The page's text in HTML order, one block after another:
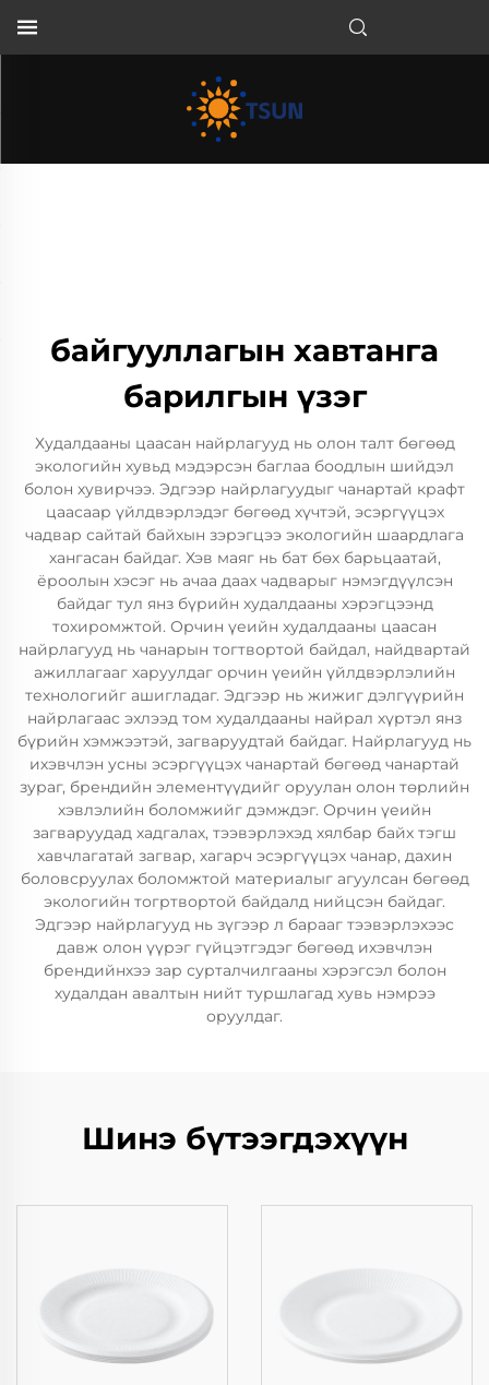
байгууллагын хавтанга
барилгын үзэг
Худалдааны цаасан найрлагууд нь олон талт бөгөөд
экологийн хувьд мэдэрсэн баглаа боодлын шийдэл
болон хувирчээ. Эдгээр найрлагуудыг чанартай крафт
цаасаар үйлдвэрлэдэг бөгөөд хүчтэй, эсэргүүцэх
чадвар сайтай байхын зэрэгцээ экологийн шаардлага
хангасан байдаг. Хэв маяг нь бат бөх барьцаатай,
ёроолын хэсэг нь ачаа даах чадварыг нэмэгдүүлсэн
байдаг тул янз бүрийн худалдааны хэрэгцээнд
тохиромжтой. Орчин үеийн худалдааны цаасан
найрлагууд нь чанарын тогтвортой байдал, найдвартай
ажиллагааг харуулдаг орчин үеийн үйлдвэрлэлийн
технологийг ашигладаг. Эдгээр нь жижиг дэлгүүрийн
найрлагаас эхлээд том худалдааны найрал хүртэл янз
бүрийн хэмжээтэй, загваруудтай байдаг. Найрлагууд нь
ихэвчлэн усны эсэргүүцэх чанартай бөгөөд чанартай
зураг, брендийн элементүүдийг оруулан олон төрлийн
хэвлэлийн боломжийг дэмждэг. Орчин үеийн
загваруудад хадгалах, тээвэрлэхэд хялбар байх тэгш
хавчлагатай загвар, хагарч эсэргүүцэх чанар, дахин
боловсруулах боломжтой материалыг агуулсан бөгөөд
экологийн тогртвортой байдалд нийцсэн байдаг.
Эдгээр найрлагууд нь зүгээр л барааг тээвэрлэхээс
давж олон үүрэг гүйцэтгэдэг бөгөөд ихэвчлэн
брендийнхээ зар сурталчилгааны хэрэгсэл болон
худалдан авалтын нийт туршлагад хувь нэмрээ
оруулдаг.
Шинэ бүтээгдэхүүн